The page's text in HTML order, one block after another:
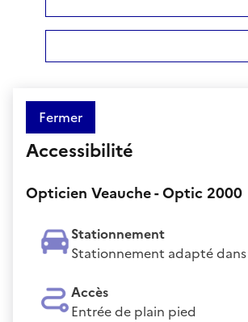
Fermer
Accessibilité
Opticien Veauche - Optic 2000
Stationnement
Stationnement adapté
Accès
Entrée de plain pied